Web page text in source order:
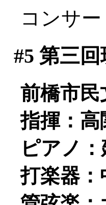
コンサ
#5 第三
前橋市民
指揮：
ピアノ
打楽器：